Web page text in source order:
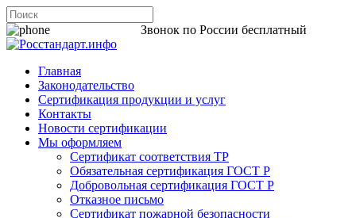
Звонок по России бесплатный
Главная
Законодательство
Сертификация продукции и услуг
Контакты
Новости сертификации
Мы оформляем
Сертификат соответствия ТР
Обязательная сертификация ГОСТ Р
Добровольная сертификация ГОСТ Р
Отказное письмо
Сертификат пожарной безопасности